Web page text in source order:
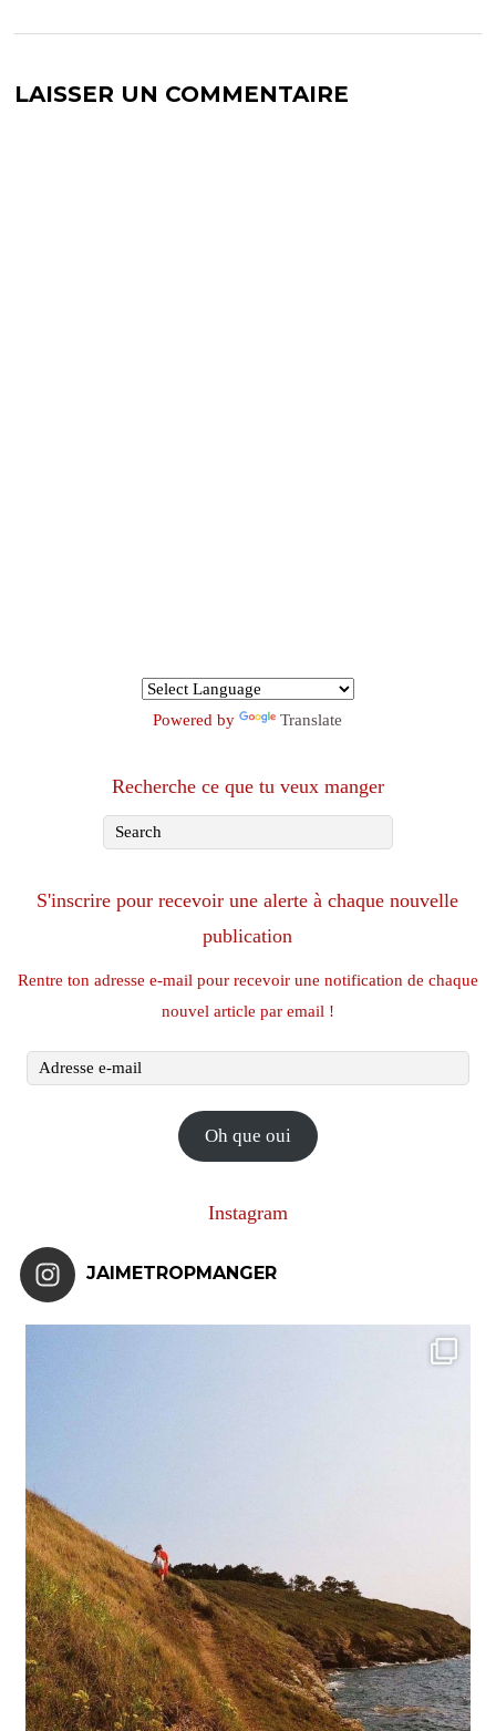
LAISSER UN COMMENTAIRE
Powered by Translate
Recherche ce que tu veux manger
S'inscrire pour recevoir une alerte à chaque nouvelle
publication
Rentre ton adresse e-mail pour recevoir une notification de chaque
nouvel article par email !
Adresse
Oh que oui
Instagram
JAIMETROPMANGER